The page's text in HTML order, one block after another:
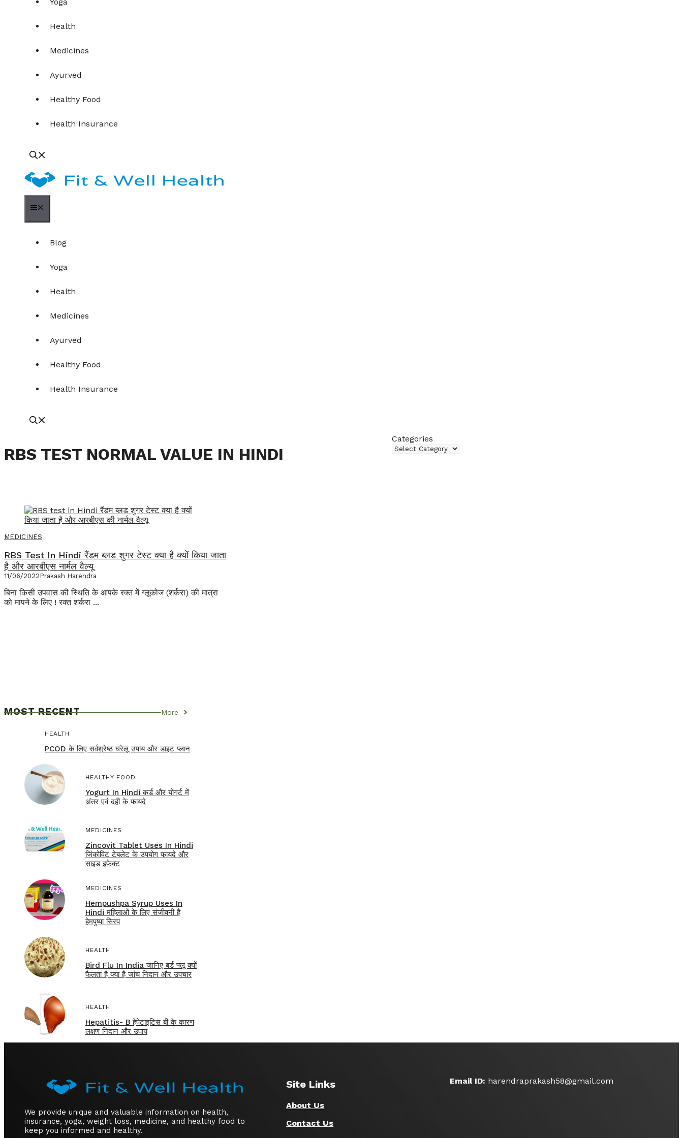
Health
Medicines
Ayurved
Healthy Food
Health Insurance
Blog
Yoga
Health
Medicines
Ayurved
Healthy Food
Health Insurance
RBS TEST NORMAL VALUE IN HINDI
Categories
MEDICINES
RBS Test In Hindi रैंडम ब्लड शुगर टेस्ट क्या है क्यों किया जाता
है और आरबीएस नार्मल वैल्यू
11/06/2022Prakash Harendra
बिना किसी उपवास की स्थिति के आपके रक्त में ग्लूकोज (शर्करा) की मात्रा
को मापने के लिए ! रक्त शर्करा ...
MOST RECENT More
HEALTH
PCOD के लिए सर्वश्रेष्ठ घरेलू उपाय और डाइट प्लान
HEALTHY FOOD
Yogurt In Hindi कर्ड और योगर्ट में
अंतर एवं दही के फायदे
MEDICINES
Zincovit Tablet Uses In Hindi
जिंकोविट टेबलेट के उपयोग फायदे और
साइड इफेक्ट
MEDICINES
Hempushpa Syrup Uses In
Hindi महिलाओं के लिए संजीवनी है
हेमपुष्पा सिरप
HEALTH
Bird Flu In India जानिए बर्ड फ्लू क्यों
फैलता है क्या है जांच निदान और उपचार
HEALTH
Hepatitis- B हेपेटाइटिस बी के कारण
लक्षण निदान और उपाय
We provide unique and valuable information on health,
insurance, yoga, weight loss, medicine, and healthy food to
keep you informed and healthy.
Site Links
About Us
Contact Us
Email ID: harendraprakash58@gmail.com